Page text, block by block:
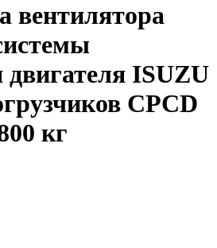
вентилятора
двигателя ISUZU
CPCD
кг